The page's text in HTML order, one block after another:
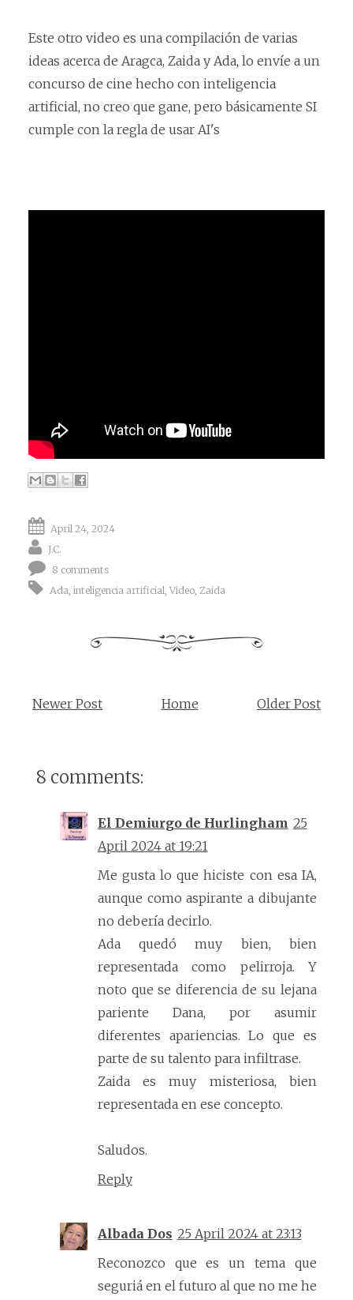
Este otro video es una compilación de varias
ideas acerca de Aragca, Zaida y Ada, lo envíe a un
concurso de cine hecho con inteligencia
artificial, no creo que gane, pero básicamente SI
cumple con la regla de usar AI's
April 24, 2024
J.C.
8 comments
Ada, inteligencia artificial, Video, Zaida
Newer Post Older Post
Home
8 comments:
El Demiurgo de Hurlingham 25
April 2024 at 19:21
Me gusta lo que hiciste con esa IA,
aunque como aspirante a dibujante
no debería decirlo.
Ada quedó muy bien, bien
representada como pelirroja. Y
noto que se diferencia de su lejana
pariente Dana, por asumir
diferentes apariencias. Lo que es
parte de su talento para infiltrase.
Zaida es muy misteriosa, bien
representada en ese concepto.
Saludos.
Reply
Albada Dos 25 April 2024 at 23:13
Reconozco que es un tema que
seguriá en el futuro al que no me he